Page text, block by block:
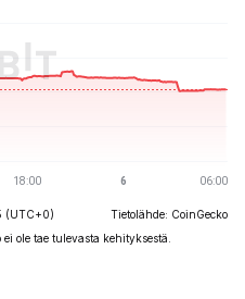
(UTC+0)
Tietolähde: CoinGecko
ole tae tulevasta kehityksestä.